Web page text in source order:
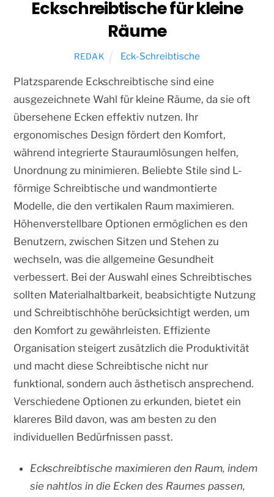
Eckschreibtische für kleine
Räume
REDAK Eck-Schreibtische
Platzsparende Eckschreibtische sind eine
ausgezeichnete Wahl für kleine Räume, da sie oft
übersehene Ecken effektiv nutzen. Ihr
ergonomisches Design fördert den Komfort,
während integrierte Stauraumlösungen helfen,
Unordnung zu minimieren. Beliebte Stile sind L-
förmige Schreibtische und wandmontierte
Modelle, die den vertikalen Raum maximieren.
Höhenverstellbare Optionen ermöglichen es den
Benutzern, zwischen Sitzen und Stehen zu
wechseln, was die allgemeine Gesundheit
verbessert. Bei der Auswahl eines Schreibtisches
sollten Materialhaltbarkeit, beabsichtigte Nutzung
und Schreibtischhöhe berücksichtigt werden, um
den Komfort zu gewährleisten. Effiziente
Organisation steigert zusätzlich die Produktivität
und macht diese Schreibtische nicht nur
funktional, sondern auch ästhetisch ansprechend.
Verschiedene Optionen zu erkunden, bietet ein
klareres Bild davon, was am besten zu den
individuellen Bedürfnissen passt.
Eckschreibtische maximieren den Raum, indem
sie nahtlos in die Ecken des Raumes passen,